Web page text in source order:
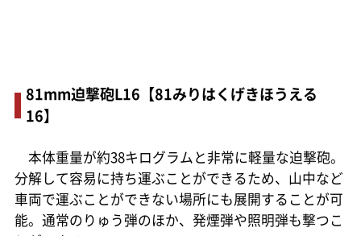
81mm迫撃砲L16【81みりはくげきほうえる
16】
本体重量が約38キログラムと非常に軽量な迫撃砲。
分解して容易に持ち運ぶことができるため、山中など
車両で運ぶことができない場所にも展開することが可
能。通常のりゅう弾のほか、発煙弾や照明弾も撃つこ